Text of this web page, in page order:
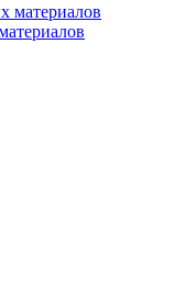
материалов